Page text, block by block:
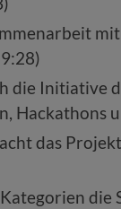
die Initiative
Hackathons
das
die